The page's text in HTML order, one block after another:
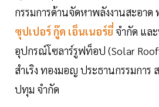
กรรมการด้านจัดหาพลังงานสะอา
ซุปเปอร์ กู๊ด เอ็นเนอร์ยี่ จำกัด แล
อุปกรณ์โซลาร์รูฟท็อป (Solar
สำเริง ทองมอญ ประธานกรรมกา
ปทุม จำกัด